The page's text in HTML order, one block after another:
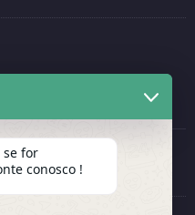
for
conosco !